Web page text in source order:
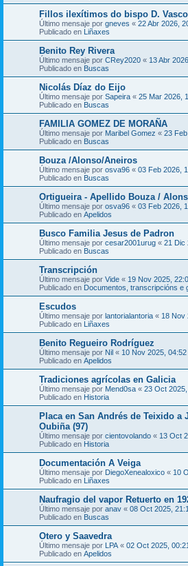
Fillos ilexítimos do bispo D.
Último mensaje por gneves « 22 Abr 2026,
Publicado en Liñaxes
Benito Rey Rivera
Último mensaje por CRey2020 « 13 Abr
Publicado en Buscas
Nicolás Díaz do Eijo
Último mensaje por Sapeira « 25 Mar 2026,
Publicado en Buscas
FAMILIA GOMEZ DE MORAÑA
Último mensaje por Maribel Gomez « 23
Publicado en Buscas
Bouza /Alonso/Aneiros
Último mensaje por osva96 « 03 Feb 2026,
Publicado en Buscas
Ortigueira - Apellido Bouza /
Último mensaje por osva96 « 03 Feb 2026,
Publicado en Apelidos
Busco Familia Jesus de Padron
Último mensaje por cesar2001urug « 21 Dic
Publicado en Buscas
Transcripción
Último mensaje por Vide « 19 Nov 2025,
Publicado en Documentos, transcripcións e
Escudos
Último mensaje por lantorialantoria « 18 Nov
Publicado en Liñaxes
Benito Regueiro Rodríguez
Último mensaje por Nil « 10 Nov 2025, 04:52
Publicado en Apelidos
Tradiciones agrícolas en Galicia
Último mensaje por Mend0sa « 23 Oct
Publicado en Historia
Placa en San Andrés de Teixido a
Oubiña (97)
Último mensaje por cientovolando « 13 Oct
Publicado en Historia
Documentación A Veiga
Último mensaje por DiegoXenealoxico « 10
Publicado en Liñaxes
Naufragio del vapor Retuerto en
Último mensaje por anav « 08 Oct 2025,
Publicado en Buscas
Otero y Saavedra
Último mensaje por LPA « 02 Oct 2025, 00:21
Publicado en Apelidos